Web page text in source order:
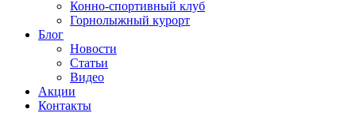
Конно-спортивный клуб
Горнолыжный курорт
Блог
Новости
Статьи
Видео
Акции
Контакты